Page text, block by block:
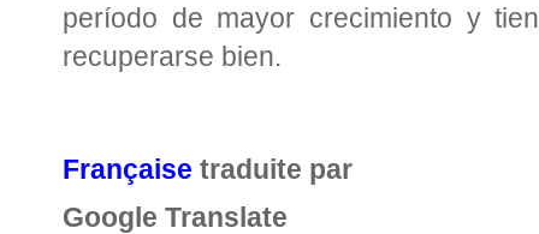
período de mayor crecimiento y
recuperarse bien.
Française traduite par
Google Translate